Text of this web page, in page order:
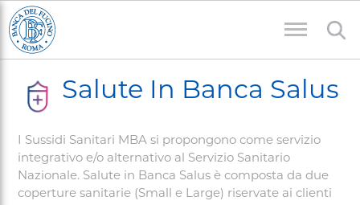
Salta
al
contenuto
Briciole
pane
Salute In Banca Salus
I Sussidi Sanitari MBA si propongono come servizio
integrativo e/o alternativo al Servizio Sanitario
Nazionale. Salute in Banca Salus è composta da due
coperture sanitarie (Small e Large) riservate ai clienti